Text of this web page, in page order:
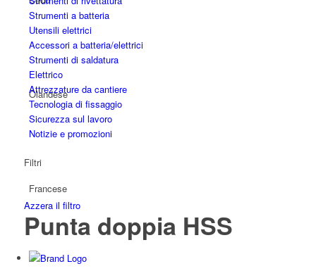
Olandese
Francese
Strumenti a batteria
Utensili elettrici
Accessori a batteria/elettrici
Strumenti di saldatura
Elettrico
Attrezzature da cantiere
Tecnologia di fissaggio
Sicurezza sul lavoro
Notizie e promozioni
Filtri
Azzera il filtro
Punta doppia HSS